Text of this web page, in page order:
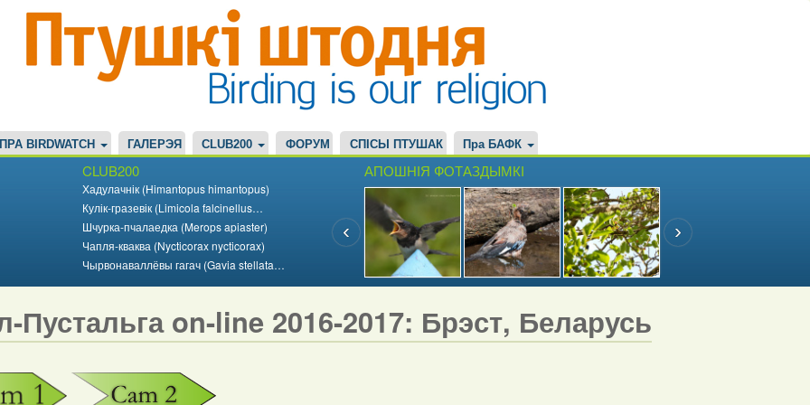
ПРА BIRDWATCH ГАЛЕРЭЯ CLUB200 ФОРУМ СПІСЫ ПТУШАК Пра БАФК
CLUB200
Хадулачнік (Himantopus himantopus)
Кулік-гразевік (Limicola falcinellus…
Шчурка-пчалаедка (Merops apiaster)
Чапля-кваква (Nycticorax nycticorax)
Чырвонаваллёвы гагач (Gavia stellata…
АПОШНІЯ ФОТАЗДЫМКІ
Пустальга on-line 2016-2017: Брэст, Беларусь